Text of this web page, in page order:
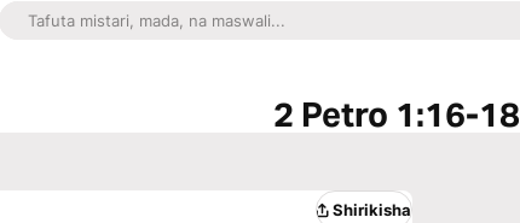
2 Petro 1:16-18
Shirikisha